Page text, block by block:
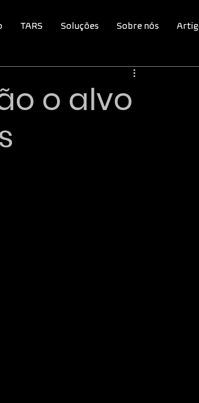
TARS Soluções Sobre nós
o alvo